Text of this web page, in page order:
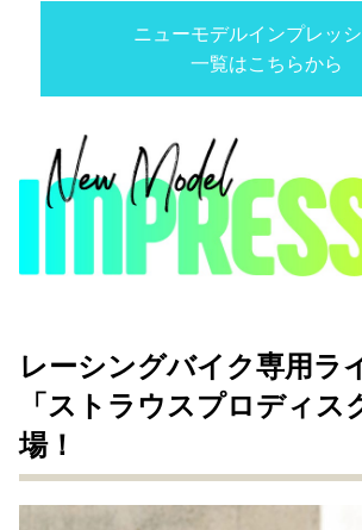
ニューモデルインプレッ
一覧はこちらから
レーシングバイク専用ラ
「ストラウスプロディス
場！